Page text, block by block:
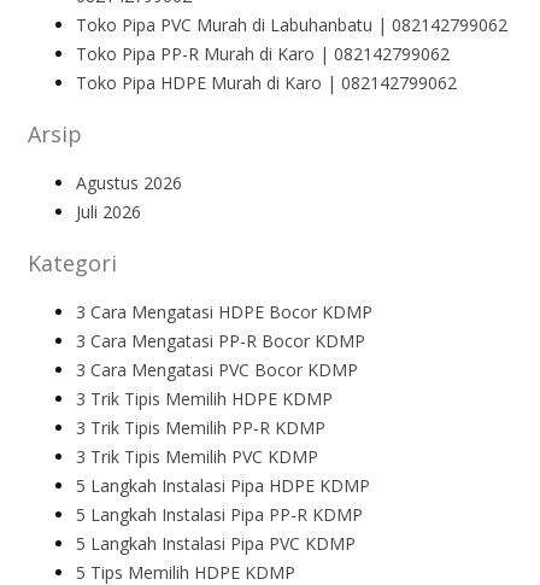
Toko Pipa PVC Murah di Labuhanbatu | 082142799062
Toko Pipa PP-R Murah di Karo | 082142799062
Toko Pipa HDPE Murah di Karo | 082142799062
Arsip
Agustus 2026
Juli 2026
Kategori
3 Cara Mengatasi HDPE Bocor KDMP
3 Cara Mengatasi PP-R Bocor KDMP
3 Cara Mengatasi PVC Bocor KDMP
3 Trik Tipis Memilih HDPE KDMP
3 Trik Tipis Memilih PP-R KDMP
3 Trik Tipis Memilih PVC KDMP
5 Langkah Instalasi Pipa HDPE KDMP
5 Langkah Instalasi Pipa PP-R KDMP
5 Langkah Instalasi Pipa PVC KDMP
5 Tips Memilih HDPE KDMP